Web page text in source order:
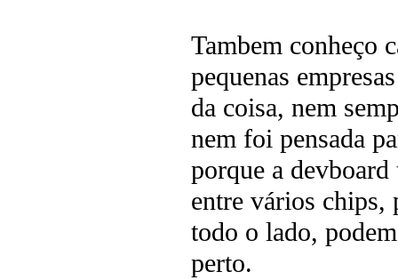
Tambem conheço
pequenas
da coisa, nem
nem foi pensada
porque a
entre vários chips,
todo o lado,
perto.